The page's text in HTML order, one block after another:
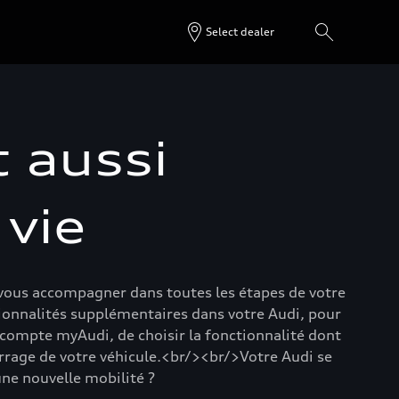
Select dealer
aussi
accompagner dans toutes les étapes de votre
supplémentaires dans votre Audi, pour
myAudi, de choisir la fonctionnalité dont
de votre véhicule.<br/><br/>Votre Audi se
nouvelle mobilité ?